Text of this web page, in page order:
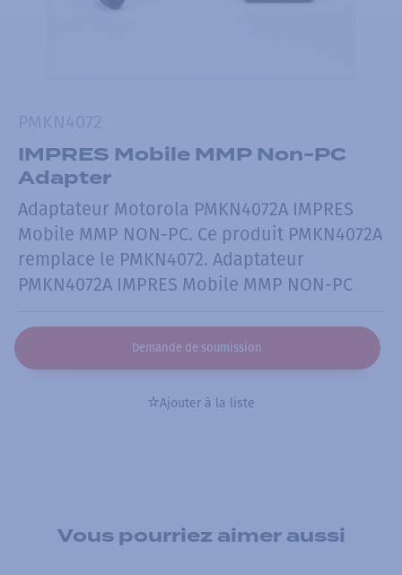
IMPRES Mobile MMP Non-PC
Adapter
Adaptateur Motorola PMKN4072A IMPRES
Mobile MMP NON-PC. Ce produit PMKN4072A
remplace le PMKN4072. Adaptateur
PMKN4072A IMPRES Mobile MMP NON-PC
Demande de soumission
Ajouter à la liste
Vous pourriez aimer aussi